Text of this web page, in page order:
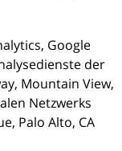
Google
der
Mountain View,
Netzwerks
Palo Alto, CA